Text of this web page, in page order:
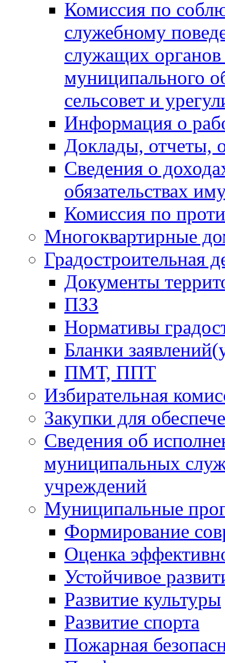
Комиссия по
служебному
служащих органов
муниципального
сельсовет и
Информация о
Доклады, отчеты,
Сведения о
обязательствах
Комиссия по
Многоквартирные
Градостроительная
Документы
ПЗЗ
Нормативы
Бланки
ПМТ, ППТ
Избирательная
Закупки для
Сведения об
муниципальных
учреждений
Муниципальные
Формирование
Оценка
Устойчивое
Развитие культуры
Развитие спорта
Пожарная